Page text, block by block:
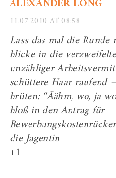
ALEXANDER LONG
11.07.2010 AT 08:58
Lass das mal die
blicke in die
unzähliger
schüttere Haar raufend
brüten: “Äähm, wo, ja
bloß in den Antrag für
die Jagentin
+1